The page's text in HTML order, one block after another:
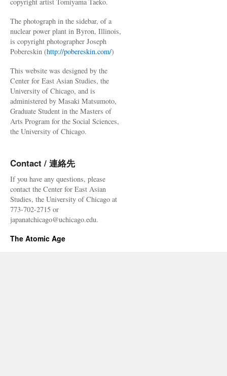
The photograph in the sidebar, of a
nuclear power plant in Byron, Illinois,
is copyright photographer Joseph
Pobereskin (http://pobereskin.com/)
This website was designed by the
Center for East Asian Studies, the
University of Chicago, and is
administered by Masaki Matsumoto,
Graduate Student in the Masters of
Arts Program for the Social Sciences,
the University of Chicago.
Contact / 連絡先
If you have any questions, please
contact the Center for East Asian
Studies, the University of Chicago at
773-702-2715 or
japanatchicago@uchicago.edu.
The Atomic Age